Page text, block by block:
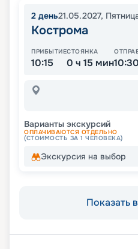
2 день21.05.2027,
Кострома
ПРИБЫТИЕ
10:15
СТОЯНКА
0 ч 15 мин10:30
Варианты экскурсий
ОПЛАЧИВАЮТСЯ ОТДЕЛЬНО
(СТОИМОСТЬ ЗА 1 ЧЕЛОВЕКА)
Экскурсия на выбор
Показать